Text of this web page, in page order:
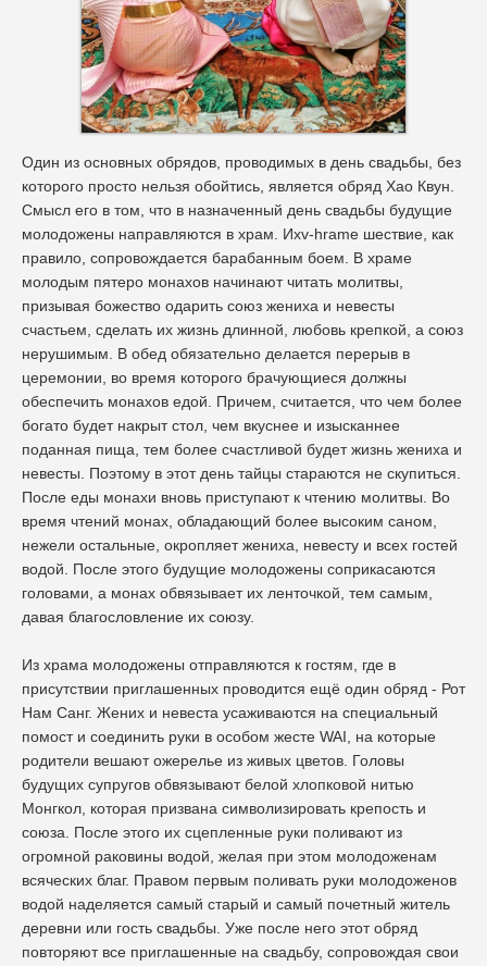
Один из основных обрядов, проводимых в день свадьбы, без
которого просто нельзя обойтись, является обряд Хао Квун.
Смысл его в том, что в назначенный день свадьбы будущие
молодожены направляются в храм. Ихv-hrame шествие, как
правило, сопровождается барабанным боем. В храме
молодым пятеро монахов начинают читать молитвы,
призывая божество одарить союз жениха и невесты
счастьем, сделать их жизнь длинной, любовь крепкой, а союз
нерушимым. В обед обязательно делается перерыв в
церемонии, во время которого брачующиеся должны
обеспечить монахов едой. Причем, считается, что чем более
богато будет накрыт стол, чем вкуснее и изысканнее
поданная пища, тем более счастливой будет жизнь жениха и
невесты. Поэтому в этот день тайцы стараются не скупиться.
После еды монахи вновь приступают к чтению молитвы. Во
время чтений монах, обладающий более высоким саном,
нежели остальные, окропляет жениха, невесту и всех гостей
водой. После этого будущие молодожены соприкасаются
головами, а монах обвязывает их ленточкой, тем самым,
давая благословление их союзу.
Из храма молодожены отправляются к гостям, где в
присутствии приглашенных проводится ещё один обряд - Рот
Нам Санг. Жених и невеста усаживаются на специальный
помост и соединить руки в особом жесте WAI, на которые
родители вешают ожерелье из живых цветов. Головы
будущих супругов обвязывают белой хлопковой нитью
Монгкол, которая призвана символизировать крепость и
союза. После этого их сцепленные руки поливают из
огромной раковины водой, желая при этом молодоженам
всяческих благ. Правом первым поливать руки молодоженов
водой наделяется самый старый и самый почетный житель
деревни или гость свадьбы. Уже после него этот обряд
повторяют все приглашенные на свадьбу, сопровождая свои